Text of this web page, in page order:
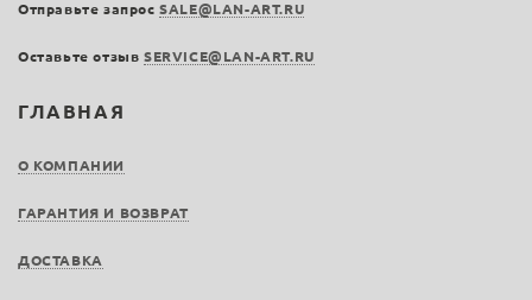
ГЛАВНАЯ
О КОМПАНИИ
ГАРАНТИЯ И ВОЗВРАТ
ДОСТАВКА
Отправьте запросSALE@LAN-ART.RU
Оставьте отзыв SERVICE@LAN-ART.RU